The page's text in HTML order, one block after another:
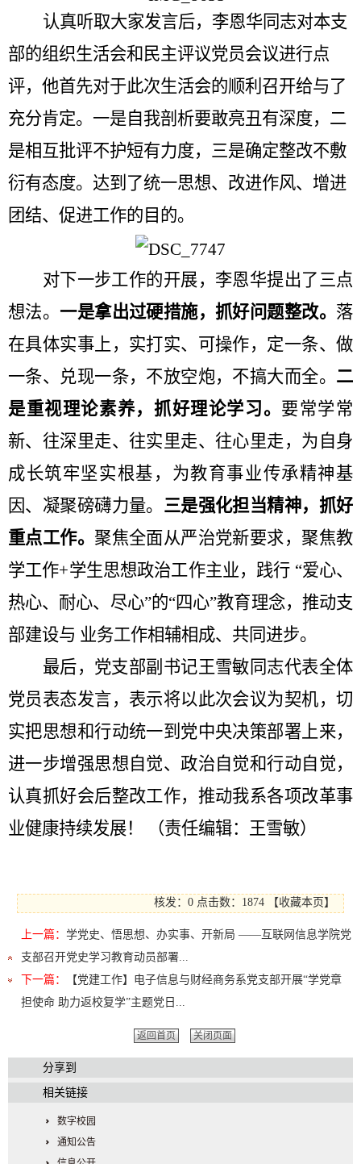
认真听取大家发言后，李恩华同志对本支
部的组织生活会和民主评议党员会议进行点
评，他首先对于此次生活会的顺利召开给与了
充分肯定。一是自我剖析要敢亮丑有深度，二
是相互批评不护短有力度，三是确定整改不敷
衍有态度。达到了统一思想、改进作风、增进
团结、促进工作的目的。
对下一步工作的开展，李恩华提出了三点
想法。 一是拿出过硬措施，抓好问题整改。 落
在具体实事上，实打实、可操作，定一条、做
一条、兑现一条，不放空炮，不搞大而全。 二
是重视理论素养，抓好理论学习。 要常学常
新、往深里走、往实里走、往心里走，为自身
成长筑牢坚实根基，为教育事业传承精神基
因、凝聚磅礴力量。 三是强化担当精神，抓好
重点工作。 聚焦全面从严治党新要求，聚焦教
学工作+学生思想政治工作主业，践行 “爱心、
热心、耐心、尽心”的“四心”教育理念，推动支
部建设与 业务工作相辅相成、共同进步。
最后，党支部副书记王雪敏同志代表全体
党员表态发言，表示将以此次会议为契机，切
实把思想和行动统一到党中央决策部署上来，
进一步增强思想自觉、政治自觉和行动自觉，
认真抓好会后整改工作，推动我系各项改革事
业健康持续发展！
（责任编辑：王雪敏）
核发：0 点击数：1874 【收藏本页 】
上一篇： 学党史、悟思想、办实事、开新局 ——互联网信息学院党
支部召开党史学习教育动员部署...
下一篇：
【党建工作】电子信息与财经商务系党支部开展“学党章
担使命 助力返校复学”主题党日...
返回首页 关闭页面
分享到
相关链接
数字校园
通知公告